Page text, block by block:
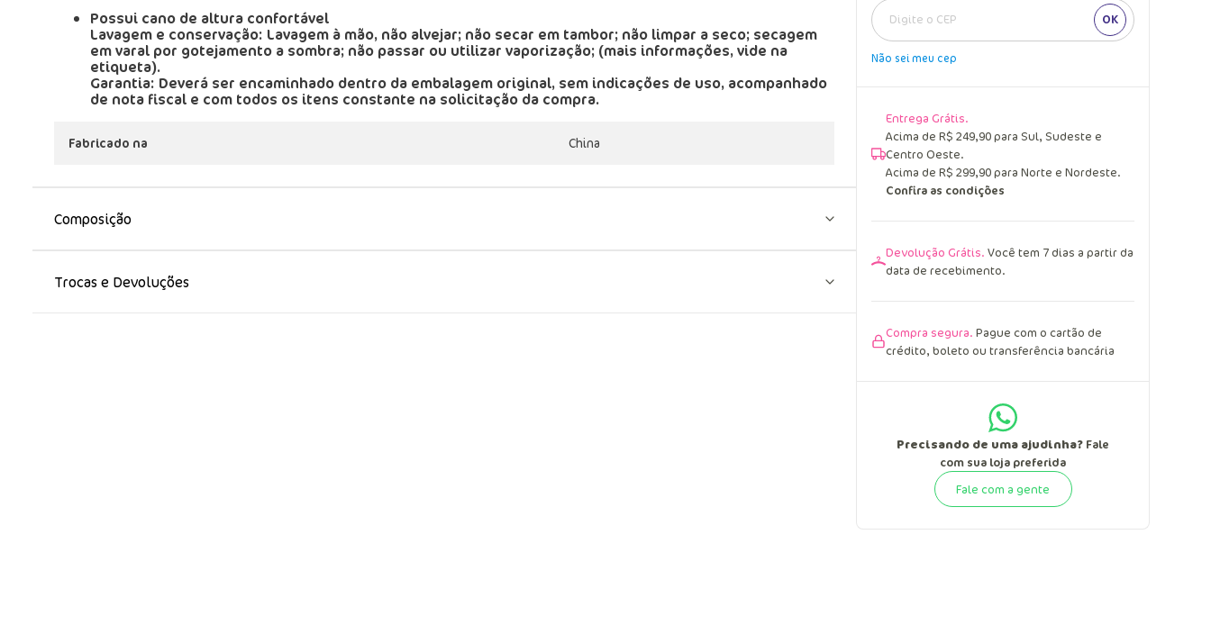
Possui cano de altura confortável
Lavagem e conservação: Lavagem à mão, não alvejar; não secar em tambor; não limpar a seco; secagem
em varal por gotejamento a sombra; não passar ou utilizar vaporização; (mais informações, vide na
etiqueta).
Garantia: Deverá ser encaminhado dentro da embalagem original, sem indicações de uso, acompanhado
de nota fiscal e com todos os itens constante na solicitação da compra.
Fabricado na China
Composição
Trocas e Devoluções
OK
Não sei meu cep
Entrega Grátis.
Acima de R$ 249,90 para Sul, Sudeste e
Centro Oeste.
Acima de R$ 299,90 para Norte e Nordeste.
Confira as condições
Devolução Grátis. Você tem 7 dias a partir da
data de recebimento.
Compra segura. Pague com o cartão de
crédito, boleto ou transferência bancária
Precisando de uma ajudinha? Fale
com sua loja preferida
Fale com a gente